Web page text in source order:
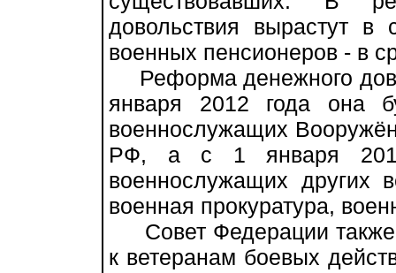
довольствия вырастут
военных пенсионеров - в
Реформа денежного
января 2012 года она
военнослужащих
РФ, а с 1 января
военнослужащих
военная прокуратура,
Совет Федерации также
к ветеранам боевых